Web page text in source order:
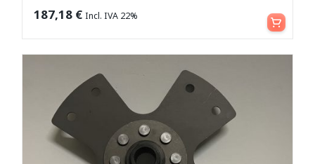
187,18 € Incl. IVA 22% Aggiungi al carrello